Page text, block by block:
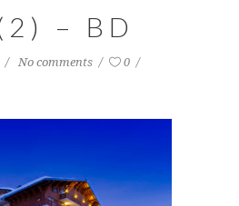
– BD
No comments 0